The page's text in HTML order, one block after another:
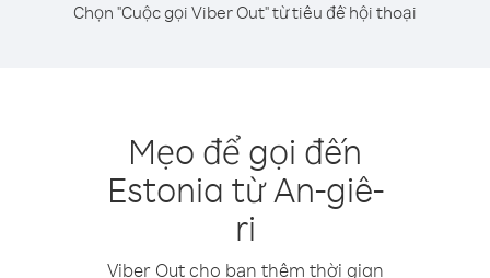
Chọn "Cuộc gọi Viber Out" từ tiêu đề hội thoại
Mẹo để gọi đến
Estonia từ An-giê-
ri
Viber Out cho bạn thêm thời gian